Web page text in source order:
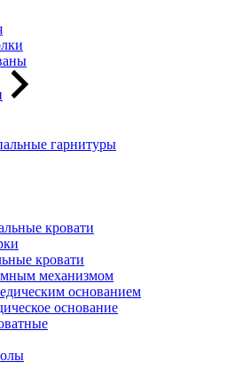
гарнитуры
кровати
кровати
механизмом
основанием
основание